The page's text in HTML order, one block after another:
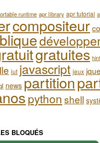
runtime apr library apr tutorial
compositeur
gratuites hint
iut javascript jeux
news partition
python shell
BLOQUÉS